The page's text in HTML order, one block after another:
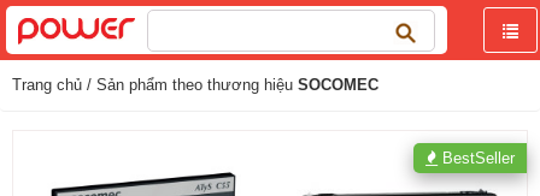
Tìm
kiếm
Trang chủ / Sản phẩm theo thương hiệu SOCOMEC
BestSeller